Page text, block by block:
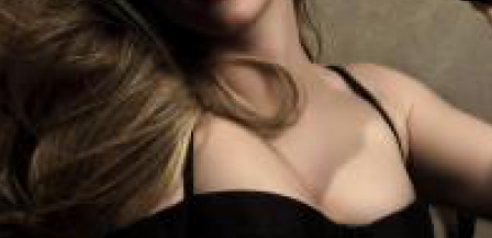
benefit
menarik